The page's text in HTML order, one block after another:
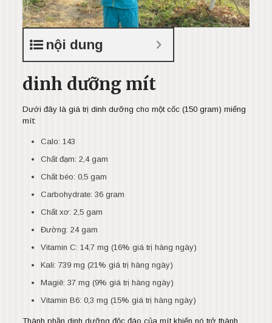
nội dung
dinh dưỡng mít
Dưới đây là giá trị dinh dưỡng cho một cốc (150 gram) miếng
mít:
Calo: 143
Chất đạm: 2,4 gam
Chất béo: 0,5 gam
Carbohydrate: 36 gram
Chất xơ: 2,5 gam
Đường: 24 gam
Vitamin C: 14,7 mg (16% giá trị hàng ngày)
Kali: 739 mg (21% giá trị hàng ngày)
Magiê: 37 mg (9% giá trị hàng ngày)
Vitamin B6: 0,3 mg (15% giá trị hàng ngày)
Thành phần dinh dưỡng độc đáo của mít khiến nó trở thành